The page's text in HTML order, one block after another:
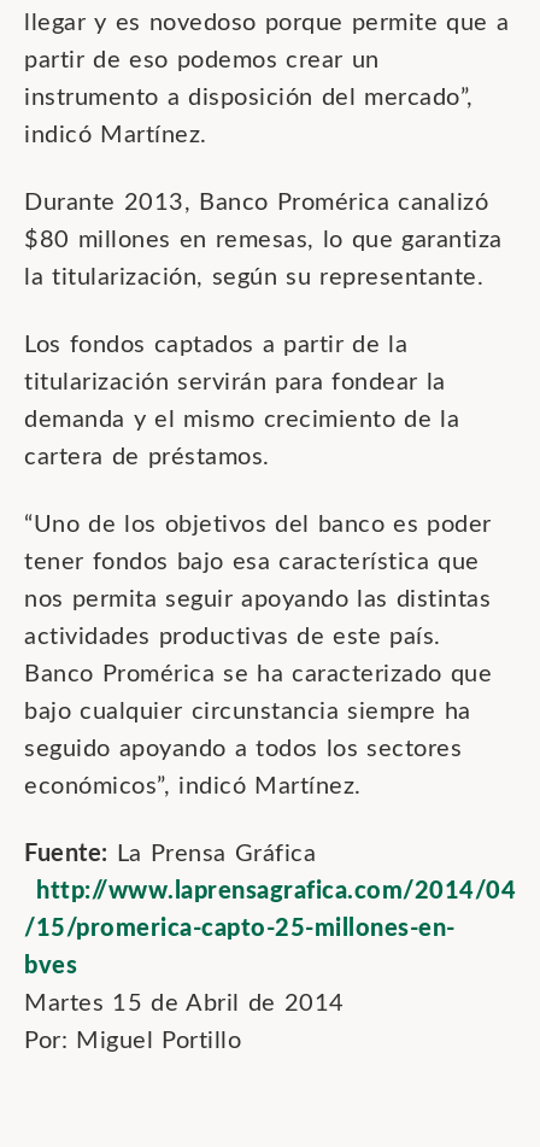
llegar y es novedoso porque permite que a
partir de eso podemos crear un
instrumento a disposición del mercado”,
indicó Martínez.
Durante 2013, Banco Promérica canalizó
$80 millones en remesas, lo que garantiza
la titularización, según su representante.
Los fondos captados a partir de la
titularización servirán para fondear la
demanda y el mismo crecimiento de la
cartera de préstamos.
“Uno de los objetivos del banco es poder
tener fondos bajo esa característica que
nos permita seguir apoyando las distintas
actividades productivas de este país.
Banco Promérica se ha caracterizado que
bajo cualquier circunstancia siempre ha
seguido apoyando a todos los sectores
económicos”, indicó Martínez.
Fuente: La Prensa Gráfica
http://www.laprensagrafica.com/2014/04
/15/promerica-capto-25-millones-en-
bves
Martes 15 de Abril de 2014
Por: Miguel Portillo